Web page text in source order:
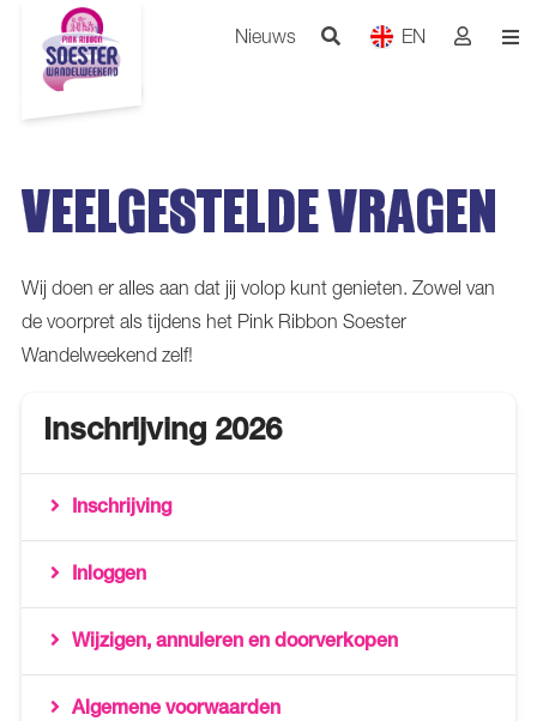
Nieuws EN
VEELGESTELDE VRAGEN
Wij doen er alles aan dat jij volop kunt genieten. Zowel van
de voorpret als tijdens het Pink Ribbon Soester
Wandelweekend zelf!
Inschrijving 2026
Inschrijving
Inloggen
Wijzigen, annuleren en doorverkopen
Algemene voorwaarden